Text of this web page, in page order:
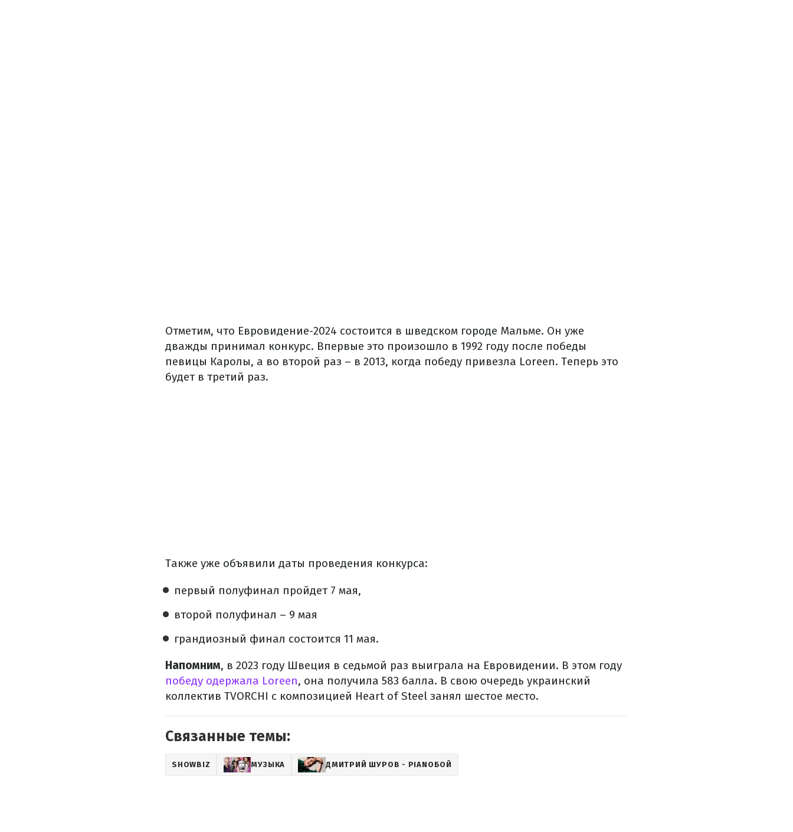
Отметим, что Евровидение-2024 состоится в шведском городе Мальме. Он уже
дважды принимал конкурс. Впервые это произошло в 1992 году после победы
певицы Каролы, а во второй раз – в 2013, когда победу привезла Loreen. Теперь это
будет в третий раз.
Также уже объявили даты проведения конкурса:
первый полуфинал пройдет 7 мая,
второй полуфинал – 9 мая
грандиозный финал состоится 11 мая.
Напомним, в 2023 году Швеция в седьмой раз выиграла на Евровидении. В этом году
победу одержала Loreen, она получила 583 балла. В свою очередь украинский
коллектив TVORCHI с композицией Heart of Steel занял шестое место.
Связанные темы:
SHOWBIZ МУЗЫКА ДМИТРИЙ ШУРОВ - PIANOБОЙ